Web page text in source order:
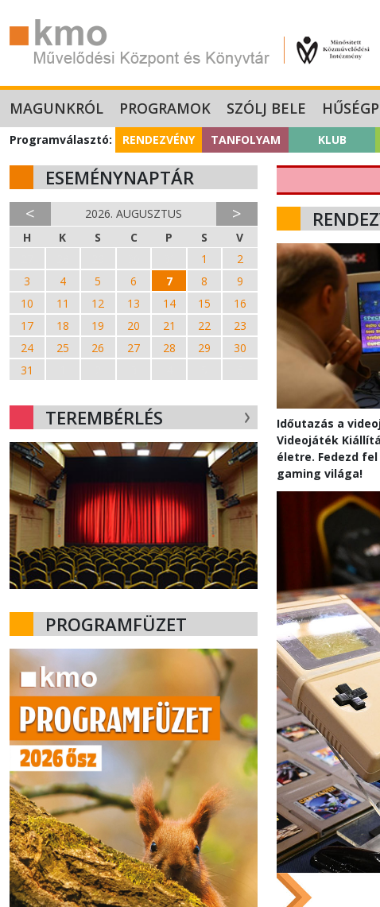
MAGUNKRÓL PROGRAMOK SZÓLJ BELE
Programválasztó: RENDEZVÉNY TANFOLYAM KLUB
ESEMÉNYNAPTÁR
< 2026. AUGUSZTUS >
H K S C P S
V
1
2
3
4 5 6 7 8
9
10
11 12 13 14 15
16
17
18 19 20 21 22
23
24
25 26 27 28 29
30
31
TEREMBÉRLÉS
PROGRAMFÜZET
Időutazás a
Videojáték
életre. Fedezd
gaming világa!